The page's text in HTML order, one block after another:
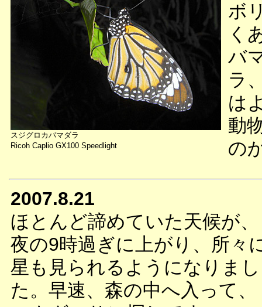
スジグロカバマダラ
Ricoh Caplio GX100 Speedlight
ボ
く
バ
ラ
は
動
の
2007.8.21
ほとんど諦めていた天候が、
夜の9時過ぎに上がり、所々
星も見られるようになりまし
た。早速、森の中へ入って、